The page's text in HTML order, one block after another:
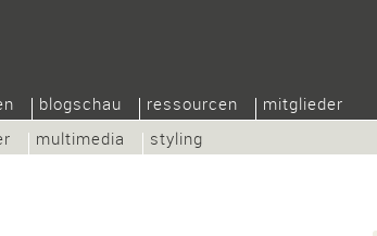
multimedia styling
blogschau ressourcen mitglieder